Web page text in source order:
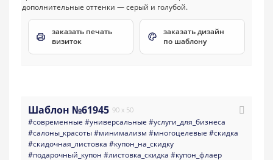
заказать печать
визиток
заказать дизайн
по шаблону
Шаблон №61945 90 x 50
#современные #универсальные #услуги_для_бизнеса
#салоны_красоты#минимализм #многоцелевые #скидка
#скидочная_листовка #купон_на_скидку
#подарочный_купон #листовка_скидка #купон_флаер